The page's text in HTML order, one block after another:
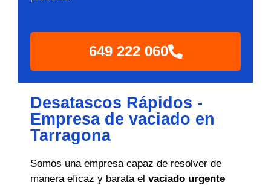
649 222 060
Desatascos Rápidos -
Empresa de vaciado en
Tarragona
Somos una empresa capaz de resolver de
manera eficaz y barata el vaciado urgente